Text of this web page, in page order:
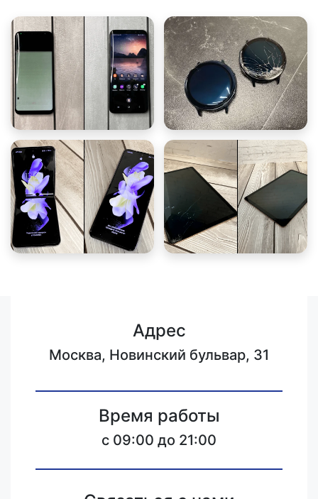
Адрес
Москва, Новинский бульвар, 31
Время работы
c 09:00 до 21:00